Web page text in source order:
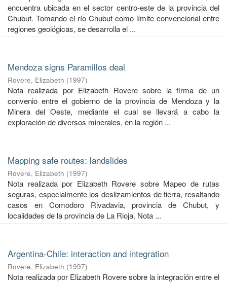
encuentra ubicada en el sector centro-este de la provincia del
Chubut. Tomando el río Chubut como límite convencional entre
regiones geológicas, se desarrolla el ...
Mendoza signs Paramillos deal
Rovere, Elizabeth (1997)
Nota realizada por Elizabeth Rovere sobre la firma de un
convenio entre el gobierno de la provincia de Mendoza y la
Minera del Oeste, mediante el cual se llevará a cabo la
exploración de diversos minerales, en la región ...
Mapping safe routes: landslides
Rovere, Elizabeth (1997)
Nota realizada por Elizabeth Rovere sobre Mapeo de rutas
seguras, especialmente los deslizamientos de tierra, resaltando
casos en Comodoro Rivadavia, provincia de Chubut, y
localidades de la provincia de La Rioja. Nota ...
Argentina-Chile: interaction and integration
Rovere, Elizabeth (1997)
Nota realizada por Elizabeth Rovere sobre la integración entre el